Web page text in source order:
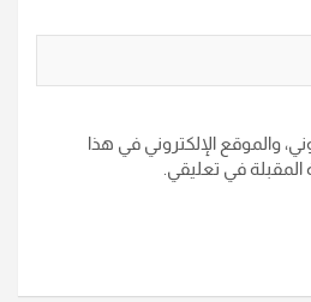
والموقع الإلكتروني في هذا
في تعليقي.